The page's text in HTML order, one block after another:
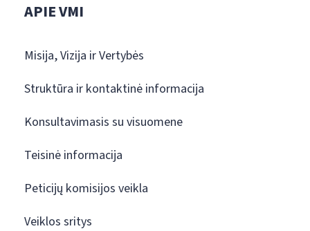
APIE VMI
Misija, Vizija ir Vertybės
Struktūra ir kontaktinė informacija
Konsultavimasis su visuomene
Teisinė informacija
Peticijų komisijos veikla
Veiklos sritys